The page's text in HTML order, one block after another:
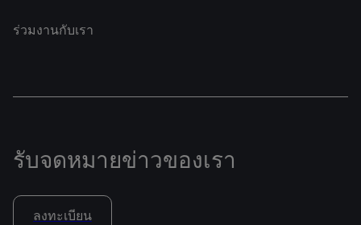
ร่วมงานกับเรา
รับจดหมายข่าวของเรา
ลงทะเบียน